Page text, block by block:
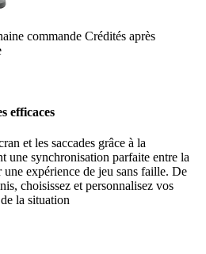
commande Crédités après
efficaces
et les saccades grâce à la
une synchronisation parfaite entre la
expérience de jeu sans faille. De
choisissez et personnalisez vos
la situation